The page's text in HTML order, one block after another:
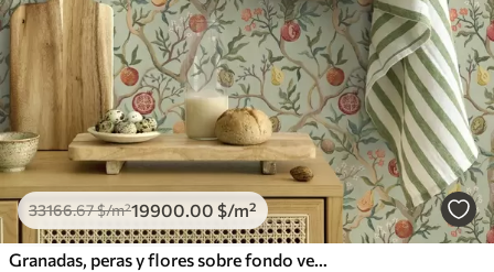
33166.67$/m²19900.00 $/m²
Granadas, peras y flores sobre fondo verde pálido